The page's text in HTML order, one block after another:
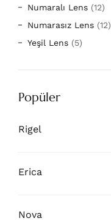
Numaralı Lens (12)
Numarasız Lens (12)
Yeşil Lens (5)
Popüler
Rigel
Erica
Nova